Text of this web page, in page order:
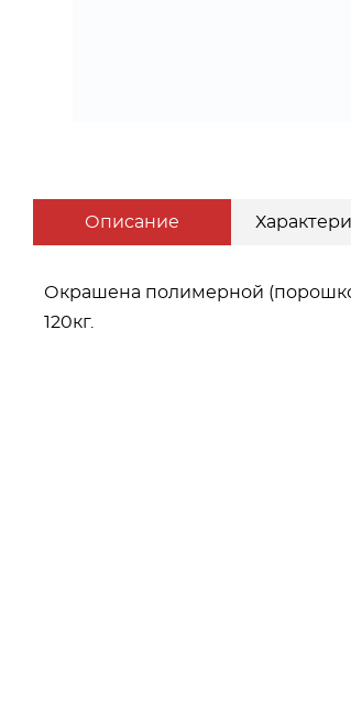
Описание
Окрашена полимерной
120кг.